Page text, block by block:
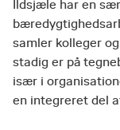
Ildsjæle har en
samler kolleger
stadig er på
især i
en integreret del